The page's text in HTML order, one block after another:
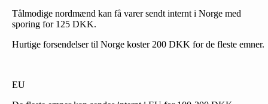
Tålmodige nordmænd kan få varer sendt internt i Norge med
sporing for 125 DKK.
Hurtige forsendelser til Norge koster 200 DKK for de fleste emner.
EU